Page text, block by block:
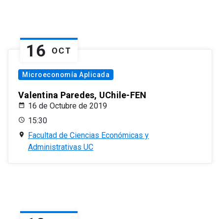
16 OCT
Microeconomía Aplicada
Valentina Paredes, UChile-FEN
16 de Octubre de 2019
15:30
Facultad de Ciencias Económicas y
Administrativas UC